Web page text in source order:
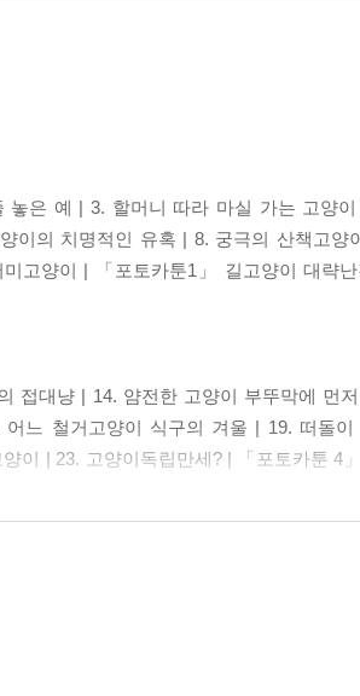
은 예 | 3. 할머니 따라 마실 가는 고양
이의 치명적인 유혹 | 8. 궁극의 산책고양
고양이 | 「포토카툰1」 길고양이 대략
접대냥 | 14. 얌전한 고양이 부뚜막에 먼
느 철거고양이 식구의 겨울 | 19. 떠돌
이 | 23. 고양이독립만세? | 「포토카툰 4
간을 달리는 고양이 | 27. 길고양이의
기록 | 31. 바람이 결국 무지개다리 건너 |
간 까닭은? | 35. 꽃고양이 꽃발라당 |
토카툰 7」 덤벼라 세상아 | 「아포리즘 3